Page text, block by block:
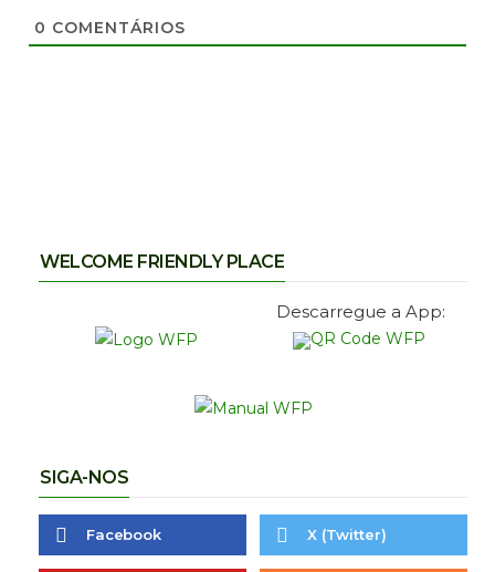
0 COMENTÁRIOS
WELCOME FRIENDLY PLACE
Descarregue a App:
SIGA-NOS
Facebook X (Twitter)